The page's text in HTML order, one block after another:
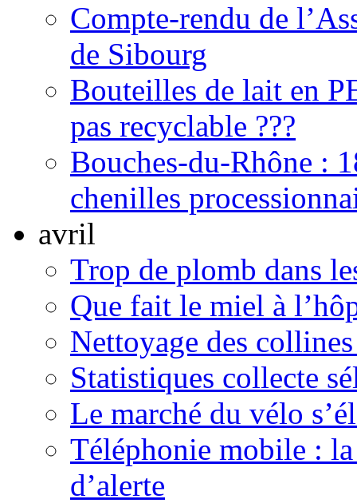
Compte-rendu de
de Sibourg
Bouteilles de lait en
pas recyclable ???
Bouches-du-Rhône :
chenilles
avril
Trop de plomb dans
Que fait le miel à
Nettoyage des
Statistiques collecte
Le marché du vélo
Téléphonie mobile :
d’alerte